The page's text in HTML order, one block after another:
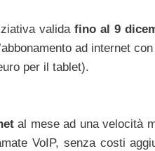
valida fino al 9
ad internet
per il tablet).
al mese ad una velocità
VoIP, senza costi